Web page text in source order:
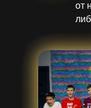
от